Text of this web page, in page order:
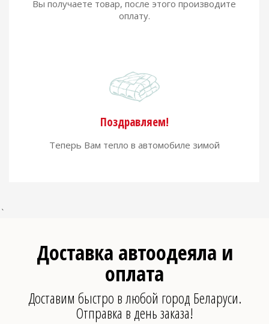
Вы получаете товар, после этого производите
оплату.
Поздравляем!
Теперь Вам тепло в автомобиле зимой
`
Доставка автоодеяла и
оплата
Доставим быстро в любой город Беларуси.
Отправка в день заказа!